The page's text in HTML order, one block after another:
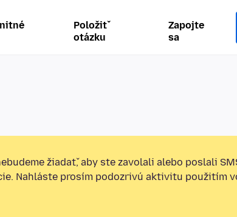
Položiť
otázku
Zapojte
sa
žiadať, aby ste zavolali alebo poslali
Nahláste prosím podozrivú aktivitu použitím